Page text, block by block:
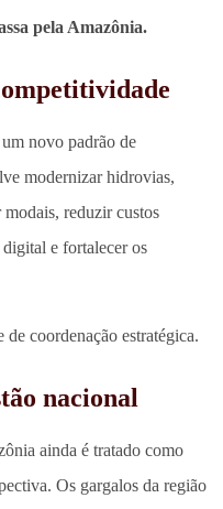
pela Amazônia.
novo padrão de
modernizar hidrovias,
reduzir custos
e fortalecer os
coordenação estratégica.
nacional
ainda é tratado como
Os gargalos da região